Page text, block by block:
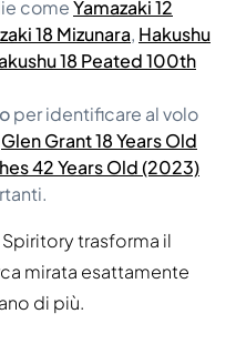
comeYamazaki 12
18 Mizunara, Hakushu
18 Peated 100th
per identificare al volo
Glen Grant 18 Years Old
42 Years Old (2023)
trasforma il
mirata esattamente
di più.